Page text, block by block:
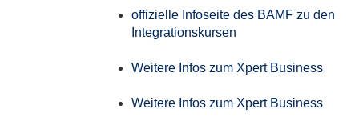
offizielle Infoseite des BAMF zu den
Integrationskursen
Weitere Infos zum Xpert Business
Weitere Infos zum Xpert Business